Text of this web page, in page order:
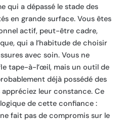
qui a dépassé le stade des
en grande surface. Vous êtes
actif, peut-être cadre,
qui a l’habitude de choisir
avec soin. Vous ne
tape-à-l’œil, mais un outil de
déjà possédé des
leur constance. Ce
de cette confiance :
fait pas de compromis sur le